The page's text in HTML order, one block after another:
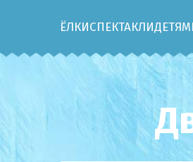
ЁЛКИСПЕКТАКЛИДЕТЯМ